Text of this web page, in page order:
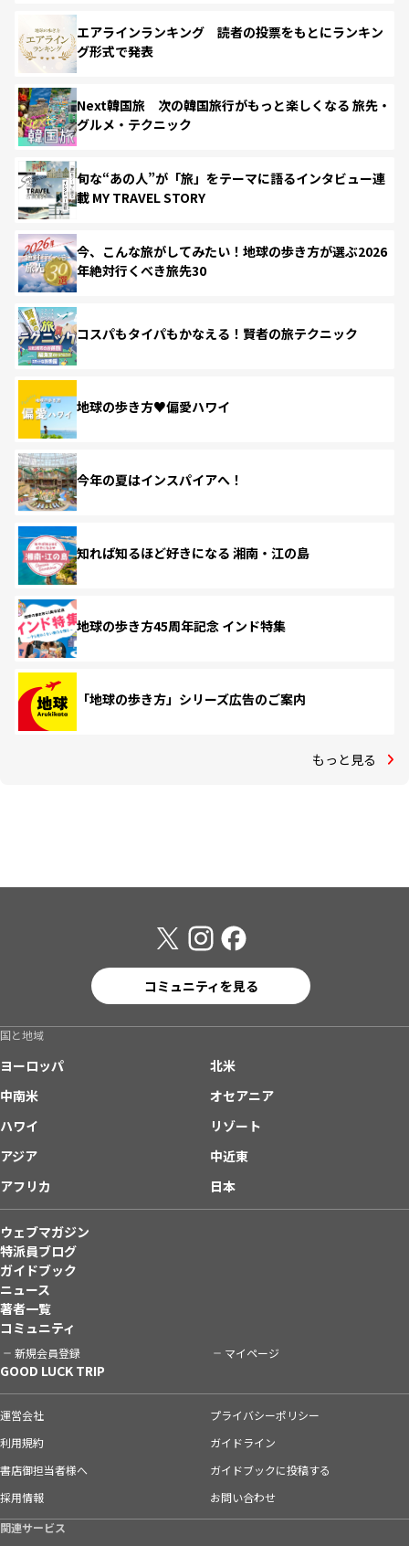
エアラインランキング 読者の投票をもとにランキン
グ形式で発表
Next韓国旅 次の韓国旅行がもっと楽しくなる 旅先・
グルメ・テクニック
旬な“あの人”が「旅」をテーマに語るインタビュー連
載 MY TRAVEL STORY
今、こんな旅がしてみたい！地球の歩き方が選ぶ2026
年絶対行くべき旅先30
コスパもタイパもかなえる！賢者の旅テクニック
地球の歩き方♥偏愛ハワイ
今年の夏はインスパイアへ！
知れば知るほど好きになる 湘南・江の島
地球の歩き方45周年記念 インド特集
「地球の歩き方」シリーズ広告のご案内
もっと見る
コミュニティを見る
国と地域
ヨーロッパ
北米
中南米
オセアニア
ハワイ
リゾート
アジア
中近東
アフリカ
日本
ウェブマガジン
特派員ブログ
ガイドブック
ニュース
著者一覧
コミュニティ
新規会員登録 マイページ
GOOD LUCK TRIP
運営会社
プライバシーポリシー
利用規約
ガイドライン
書店御担当者様へ
ガイドブックに投稿する
採用情報
お問い合わせ
関連サービス